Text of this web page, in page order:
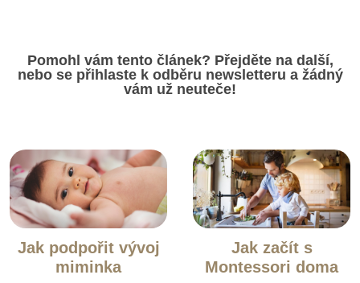
Pomohl vám tento článek? Přejděte na další,
nebo se přihlaste k odběru newsletteru a žádný
vám už neuteče!
Jak podpořit vývoj
miminka
Jak začít s
Montessori doma